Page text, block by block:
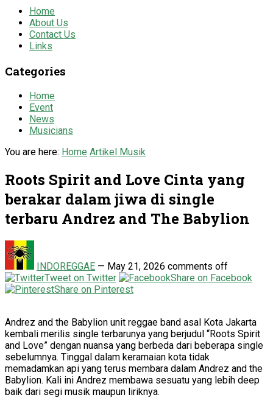
Home
About Us
Contact Us
Links
Categories
Home
Event
News
Musicians
You are here: Home Artikel Musik
Roots Spirit and Love Cinta yang
berakar dalam jiwa di single
terbaru Andrez and The Babylion
INDOREGGAE — May 21, 2026 comments off
Tweet on Twitter
Share on Facebook
Share on Pinterest
Andrez and the Babylion unit reggae band asal Kota Jakarta
kembali merilis single terbarunya yang berjudul “Roots Spirit
and Love” dengan nuansa yang berbeda dari beberapa single
sebelumnya. Tinggal dalam keramaian kota tidak
memadamkan api yang terus membara dalam Andrez and the
Babylion. Kali ini Andrez membawa sesuatu yang lebih deep
baik dari segi musik maupun liriknya.